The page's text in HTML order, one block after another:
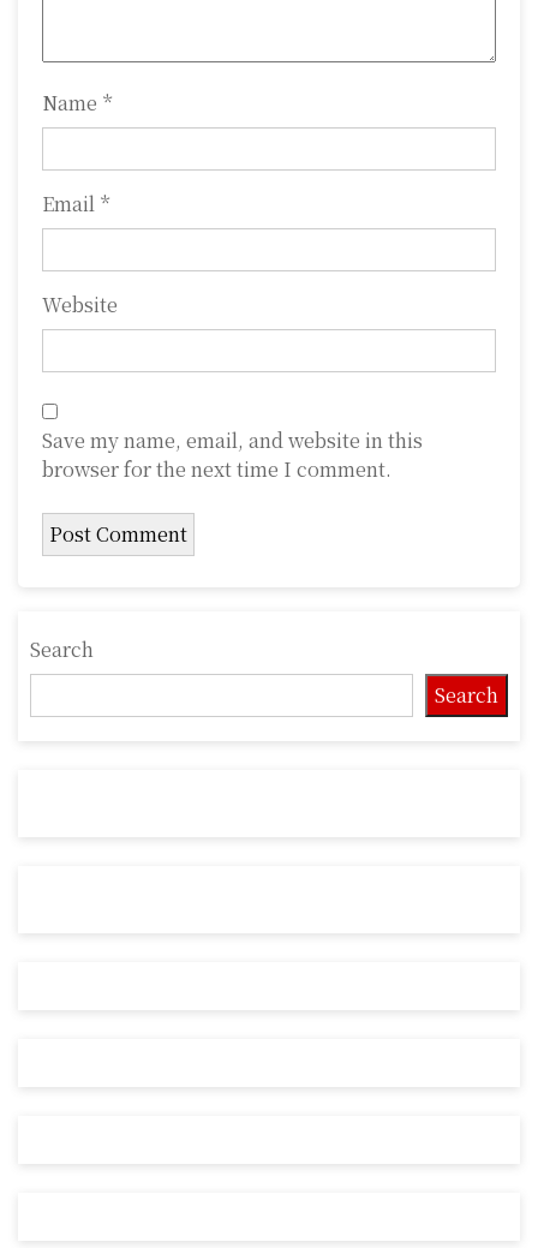
n
Name *
Email *
Website
Save my name, email, and website in this
browser for the next time I comment.
Search
Search